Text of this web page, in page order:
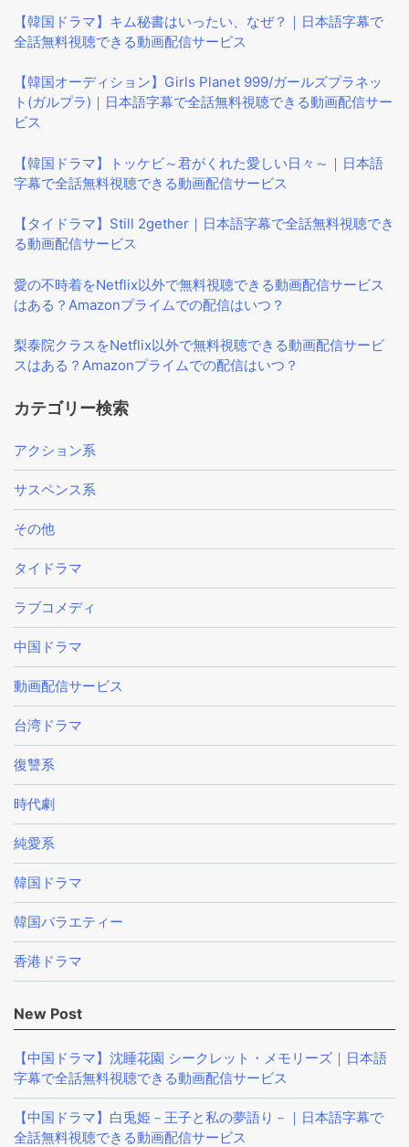
【韓国ドラマ】キム秘書はいったい、なぜ？｜日本語字幕で
全話無料視聴できる動画配信サービス
【韓国オーディション】Girls Planet 999/ガールズプラネッ
ト(ガルプラ)｜日本語字幕で全話無料視聴できる動画配信サー
ビス
【韓国ドラマ】トッケビ～君がくれた愛しい日々～｜日本語
字幕で全話無料視聴できる動画配信サービス
【タイドラマ】Still 2gether｜日本語字幕で全話無料視聴でき
る動画配信サービス
愛の不時着をNetflix以外で無料視聴できる動画配信サービス
はある？Amazonプライムでの配信はいつ？
梨泰院クラスをNetflix以外で無料視聴できる動画配信サービ
スはある？Amazonプライムでの配信はいつ？
カテゴリー検索
アクション系
サスペンス系
その他
タイドラマ
ラブコメディ
中国ドラマ
動画配信サービス
台湾ドラマ
復讐系
時代劇
純愛系
韓国ドラマ
韓国バラエティー
香港ドラマ
New Post
【中国ドラマ】沈睡花園 シークレット・メモリーズ｜日本語
字幕で全話無料視聴できる動画配信サービス
【中国ドラマ】白兎姫－王子と私の夢語り－｜日本語字幕で
全話無料視聴できる動画配信サービス